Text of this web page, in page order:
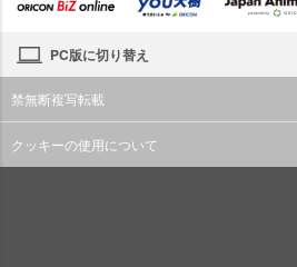
PC版に切り替え
禁無断複写転載
クッキーの使用について